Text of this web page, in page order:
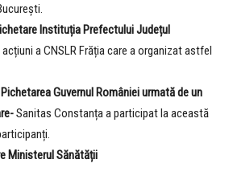
Instituția Prefectului Județul
a CNSLR Frăția care a organizat astfel
Guvernul României urmată de un
Sanitas Constanța a participat la această
Ministerul Sănătății